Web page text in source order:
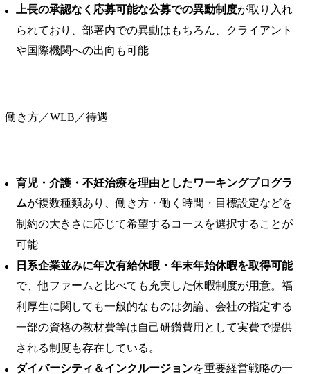
上長の承認なく応募可能な公募での異動制度が取り入れ
られており、部署内での異動はもちろん、クライアント
や国際機関への出向も可能
働き方／WLB／待遇
育児・介護・不妊治療を理由としたワーキングプログラ
ムが複数種類あり、働き方・働く時間・目標設定などを
制約の大きさに応じて希望するコースを選択することが
可能
日系企業並みに年次有給休暇・年末年始休暇を取得可能
で、他ファームと比べても充実した休暇制度が用意。福
利厚生に関しても一般的なものは勿論、会社の指定する
一部の資格の教材費等は自己研鑽費用として実費で提供
される制度も存在している。
ダイバーシティ＆インクルージョンを重要経営戦略の一